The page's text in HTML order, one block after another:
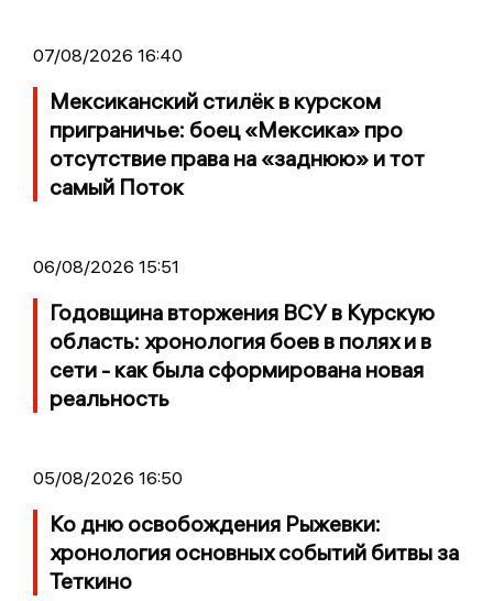
07/08/2026 16:40
Мексиканский стилёк в курском
приграничье: боец «Мексика» про
отсутствие права на «заднюю» и тот
самый Поток
06/08/2026 15:51
Годовщина вторжения ВСУ в Курскую
область: хронология боев в полях и в
сети - как была сформирована новая
реальность
05/08/2026 16:50
Ко дню освобождения Рыжевки:
хронология основных событий битвы за
Теткино